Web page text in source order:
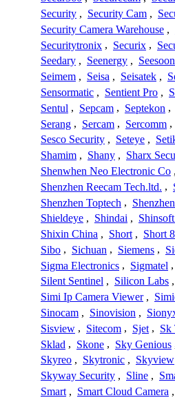
Security , Security Cam ,
Security Camera Warehouse ,
Securitytronix , Securix ,
Seedary , Seenergy , Seesoon
Seimem , Seisa , Seisatek ,
Sensormatic , Sentient Pro ,
Sentul , Sepcam , Septekon ,
Serang , Sercam , Sercomm ,
Sesco Security , Seteye ,
Shamim , Shany , Sharx
Shenwhen Neo Electronic Co ,
Shenzhen Reecam Tech.ltd. ,
Shenzhen Toptech ,
Shieldeye , Shindai ,
Shixin China , Short , Short
Sibo , Sichuan , Siemens ,
Sigma Electronics , Sigmatel ,
Silent Sentinel , Silicon Labs ,
Simi Ip Camera Viewer ,
Sinocam , Sinovision ,
Sisview , Sitecom , Sjet , Sk
Sklad , Skone , Sky Genious
Skyreo , Skytronic , Skyview
Skyway Security , Sline ,
Smart , Smart Cloud Camera ,